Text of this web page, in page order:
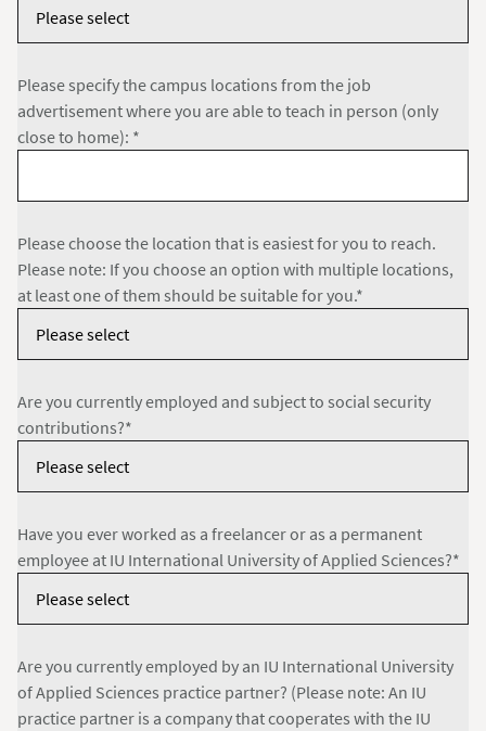
Please specify the campus locations from the job
advertisement where you are able to teach in person (only
close to home): *
Please choose the location that is easiest for you to reach.
Please note: If you choose an option with multiple locations,
at least one of them should be suitable for you.*
Are you currently employed and subject to social security
contributions?*
Have you ever worked as a freelancer or as a permanent
employee at IU International University of Applied Sciences?*
Are you currently employed by an IU International University
of Applied Sciences practice partner? (Please note: An IU
practice partner is a company that cooperates with the IU